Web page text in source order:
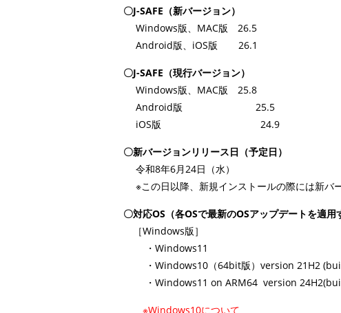
〇J-SAFE（新バージョン）
Windows版、MAC版 26.5
Android版、iOS版 26.1
〇J-SAFE（現行バージョン）
Windows版、MAC版 25.8
Android版 25.5
iOS版 24.9
〇新バージョンリリース日（予定日）
令和8年6月24日（水）
※この日以降、新規インストールの際には新バ
〇対応OS（各OSで最新のOSアップデートを適用
［Windows版］
・Windows11
・Windows10（64bit版）version 21H2
・Windows11 on ARM64 version
※Windows10について